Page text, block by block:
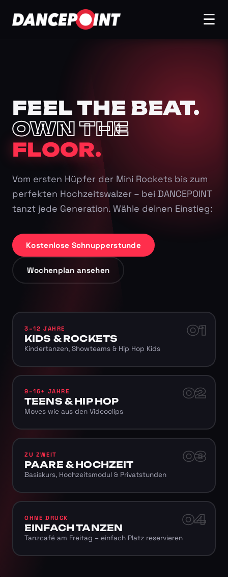
☰
FEEL THE BEAT.
OWN THE
FLOOR.
Vom ersten Hüpfer der Mini Rockets bis zum
perfekten Hochzeitswalzer – bei DANCEPOINT
tanzt jede Generation. Wähle deinen Einstieg:
Kostenlose Schnupperstunde
Wochenplan ansehen
01
3–12 JAHRE
KIDS & ROCKETS
Kindertanzen, Showteams & Hip Hop Kids
02
9–16+ JAHRE
TEENS & HIP HOP
Moves wie aus den Videoclips
03
ZU ZWEIT
PAARE & HOCHZEIT
Basiskurs, Hochzeitsmodul & Privatstunden
04
OHNE DRUCK
EINFACH TANZEN
Tanzcafé am Freitag – einfach Platz reservieren